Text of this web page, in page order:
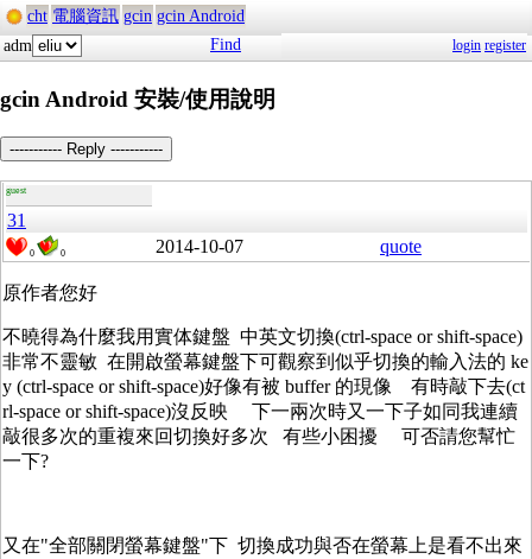
cht 電腦資訊 gcin gcin Android
adm
Find login register
gcin Android 安裝/使用說明
----------- Reply -----------
guest
31
0 0 2014-10-07 quote
原作者您好
不曉得為什麼我用實体鍵盤 中英文切換(ctrl-space or shift-space)
非常不靈敏 在開啟螢幕鍵盤下可觀察到似乎切換的輸入法的 ke
y (ctrl-space or shift-space)好像有被 buffer 的現像 有時敲下去(ct
rl-space or shift-space)沒反映 下一兩次時又一下子如同我連續
敲很多次的重複來回切換好多次 有些小困擾 可否請您幫忙
一下?
又在"全部關閉螢幕鍵盤"下 切換成功與否在螢幕上是看不出來